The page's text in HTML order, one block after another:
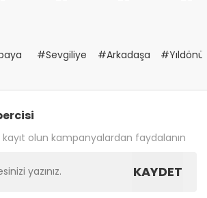
#Sevgiliye #Arkadaşa
olun kampanyalardan faydalanın
KAYDET